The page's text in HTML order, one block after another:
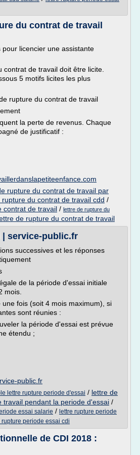
du contrat de travail
pour licencier une assistante
contrat de travail doit être licite.
5 motifs licites les plus
rupture du contrat de travail
la perte de revenus. Chaque
de justificatif :
rupture du contrat de travail par
rupture du contrat de travail cdd /
contrat de travail / lettre de rupture du
de rupture du contrat de travail
| service-public.fr
successives et les réponses
de la période d'essai initiale
mois.
une fois (soit 4 mois maximum), si
sont réunies :
la période d'essai est prévue
étendu ;
public.fr
lettre rupture periode d'essai / lettre de
travail pendant la periode d'essai /
essai salarie / lettre rupture periode
rupture periode essai cdi
de CDI 2018 :